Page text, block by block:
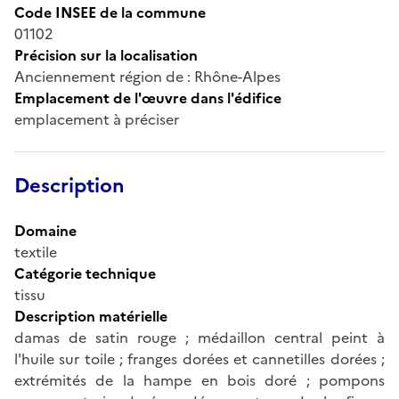
Code INSEE de la commune
01102
Précision sur la localisation
Anciennement région de : Rhône-Alpes
Emplacement de l'œuvre dans l'édifice
emplacement à préciser
Description
Domaine
textile
Catégorie technique
tissu
Description matérielle
damas de satin rouge ; médaillon central peint à
l'huile sur toile ; franges dorées et cannetilles dorées ;
extrémités de la hampe en bois doré ; pompons